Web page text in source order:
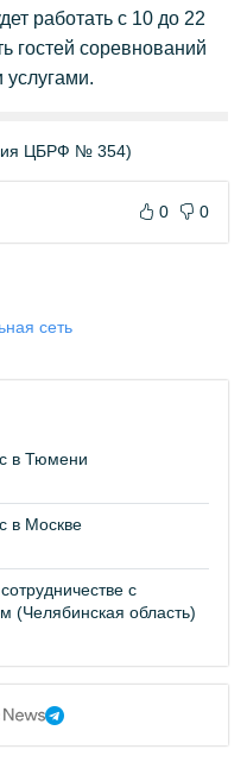
работать с 10 до 22
гостей соревнований
ЦБРФ № 354)
0 0
сеть
в Тюмени
в Москве
с
(Челябинская область)